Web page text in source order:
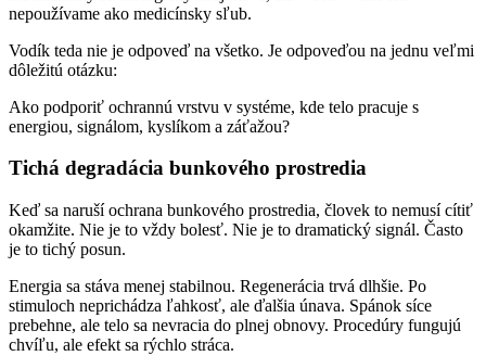
nepoužívame ako medicínsky sľub.
Vodík teda nie je odpoveď na všetko. Je odpoveďou na jednu veľmi
dôležitú otázku:
Ako podporiť ochrannú vrstvu v systéme, kde telo pracuje s
energiou, signálom, kyslíkom a záťažou?
Tichá degradácia bunkového prostredia
Keď sa naruší ochrana bunkového prostredia, človek to nemusí cítiť
okamžite. Nie je to vždy bolesť. Nie je to dramatický signál. Často
je to tichý posun.
Energia sa stáva menej stabilnou. Regenerácia trvá dlhšie. Po
stimuloch neprichádza ľahkosť, ale ďalšia únava. Spánok síce
prebehne, ale telo sa nevracia do plnej obnovy. Procedúry fungujú
chvíľu, ale efekt sa rýchlo stráca.